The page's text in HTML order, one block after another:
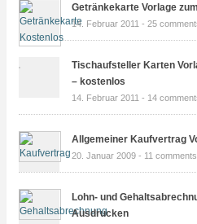
Getränkekarte Vorlage
14. Februar 2011 - 25
Tischaufsteller Karten
– kostenlos
14. Februar 2011 - 14
Allgemeiner Kaufvertrag
20. Januar 2009 - 11 comments
Lohn- und
Ausdrucken